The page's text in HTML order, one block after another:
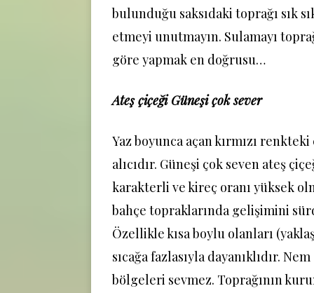
bulunduğu saksıdaki toprağı sık
etmeyi unutmayın. Sulamayı
göre yapmak en doğrusu…
Ateş çiçeği Güneşi çok sever
Yaz boyunca açan kırmızı
alıcıdır. Güneşi çok seven ateş
karakterli ve kireç oranı yüksek
bahçe topraklarında gelişimini
Özellikle kısa boylu olanları
sıcağa fazlasıyla dayanıklıdır.
bölgeleri sevmez. Toprağının